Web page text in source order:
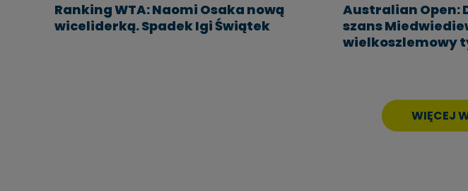
Ranking WTA: Naomi Osaka nową
wiceliderką. Spadek Igi Świątek
Australian Open:
szans
wielkoszlemowy
WIĘCEJ